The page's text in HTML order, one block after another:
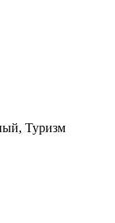
Туризм